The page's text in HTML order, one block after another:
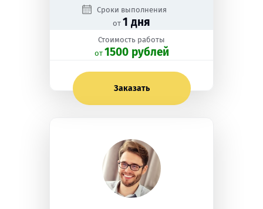
Сроки выполнения
от 1 дня
Стоимость работы
oт 1500 рублей
Заказать